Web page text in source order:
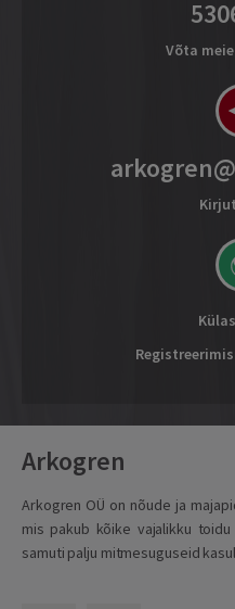
Võta
Arkogren
Arkogren OÜ on nõude ja
mis pakub kõike vajalikku
samuti palju mitmesuguseid